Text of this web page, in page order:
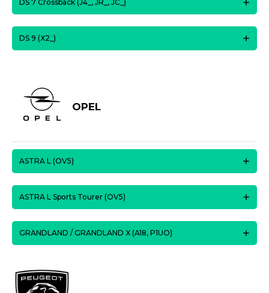
DS 7 Crossback (J4_, JR_, JC_)
DS 9 (X2_)
OPEL
ASTRA L (OV5)
ASTRA L Sports Tourer (OV5)
GRANDLAND / GRANDLAND X (A18, P1UO)